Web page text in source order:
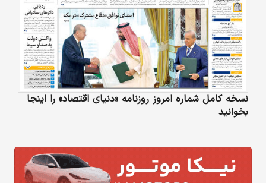
نسخه کامل شماره امروز روزنامه «دنیای‌ اقتصاد» را اینجا
بخوانید